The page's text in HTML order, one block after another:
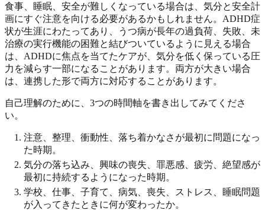
食事、睡眠、安全が難しくなっている場合は、気分と安全計
画にすぐ注意を向ける必要があるかもしれません。ADHD症
状が生涯にわたってあり、うつ病が長年の過負荷、失敗、未
治療の実行機能の困難と結びついているように見える場合
は、ADHDに焦点を当てたケアが、気分を低く保っている圧
力を減らす一部になることがあります。両方が大きい場合
は、連携した形で両方に対応することがあります。
自己理解のために、3つの時間軸を書き出してみてくださ
い。
注意、整理、衝動性、落ち着かなさが最初に問題になっ
た時期。
気分の落ち込み、興味の喪失、罪悪感、疲労、絶望感が
最初に持続するようになった時期。
学校、仕事、子育て、病気、喪失、ストレス、睡眠問題
が入ってきたときに何が変わったか。